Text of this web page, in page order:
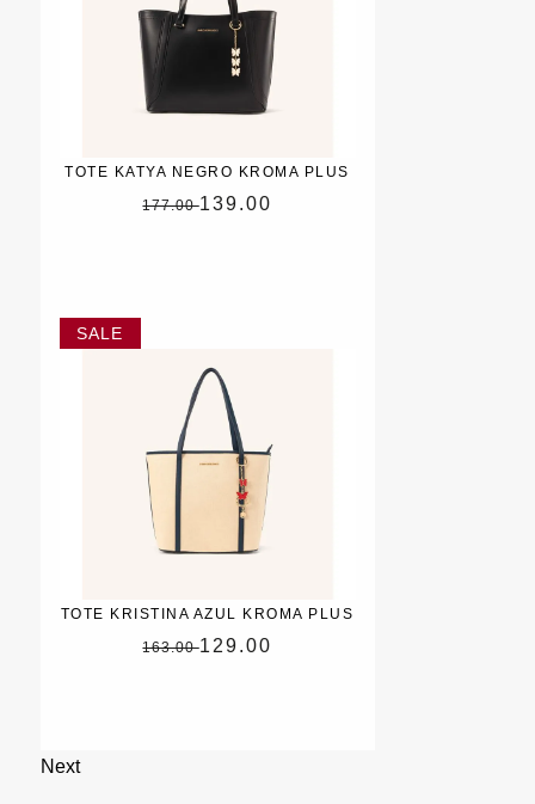
TOTE KATYA NEGRO KROMA PLUS
177.00139.00
TOTE KRISTINA AZUL KROMA PLUS
163.00129.00
Next